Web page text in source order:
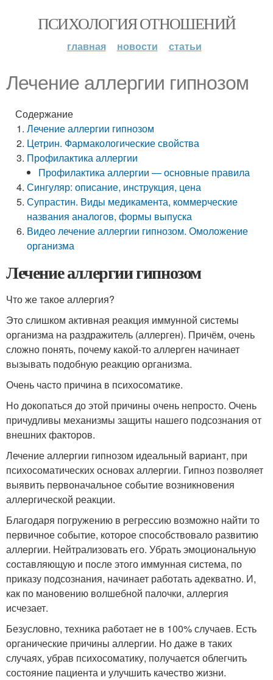
ПСИХОЛОГИЯ ОТНОШЕНИЙ
главная новости статьи
Лечение аллергии гипнозом
Содержание
Лечение аллергии гипнозом
Цетрин. Фармакологические свойства
Профилактика аллергии
Профилактика аллергии — основные правила
Сингуляр: описание, инструкция, цена
Супрастин. Виды медикамента, коммерческие
названия аналогов, формы выпуска
Видео лечение аллергии гипнозом. Омоложение
организма
Лечение аллергии гипнозом
Что же такое аллергия?
Это слишком активная реакция иммунной системы
организма на раздражитель (аллерген). Причём, очень
сложно понять, почему какой-то аллерген начинает
вызывать подобную реакцию организма.
Очень часто причина в психосоматике.
Но докопаться до этой причины очень непросто. Очень
причудливы механизмы защиты нашего подсознания от
внешних факторов.
Лечение аллергии гипнозом идеальный вариант, при
психосоматических основах аллергии. Гипноз позволяет
выявить первоначальное событие возникновения
аллергической реакции.
Благодаря погружению в регрессию возможно найти то
первичное событие, которое способствовало развитию
аллергии. Нейтрализовать его. Убрать эмоциональную
составляющую и после этого иммунная система, по
приказу подсознания, начинает работать адекватно. И,
как по мановению волшебной палочки, аллергия
исчезает.
Безусловно, техника работает не в 100% случаев. Есть
органические причины аллергии. Но даже в таких
случаях, убрав психосоматику, получается облегчить
состояние пациента и улучшить качество жизни.